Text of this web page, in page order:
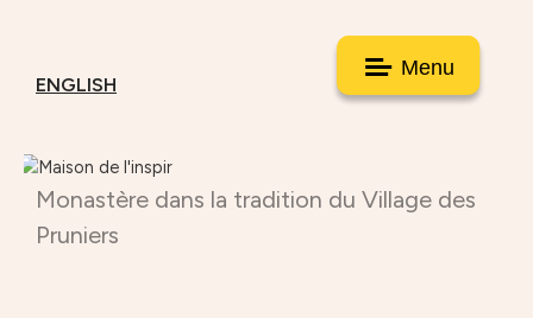
Menu
ENGLISH
Monastère dans la tradition du Village des
Pruniers